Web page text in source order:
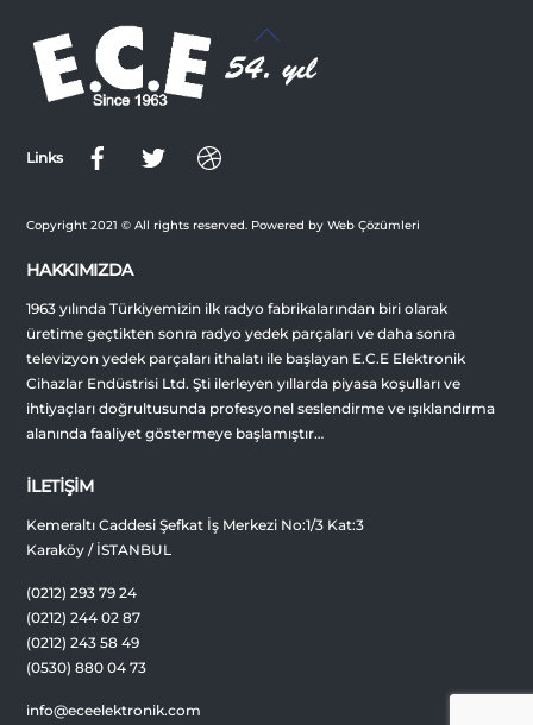
Back
Top
Links
Copyright 2021 © All rights reserved. Powered by Web Çözümleri
HAKKIMIZDA
1963 yılında Türkiyemizin ilk radyo fabrikalarından biri olarak
üretime geçtikten sonra radyo yedek parçaları ve daha sonra
televizyon yedek parçaları ithalatı ile başlayan E.C.E Elektronik
Cihazlar Endüstrisi Ltd. Şti ilerleyen yıllarda piyasa koşulları ve
ihtiyaçları doğrultusunda profesyonel seslendirme ve ışıklandırma
alanında faaliyet göstermeye başlamıştır…
İLETİŞİM
Kemeraltı Caddesi Şefkat İş Merkezi No:1/3 Kat:3
Karaköy / İSTANBUL
(0212) 293 79 24
(0212) 244 02 87
(0212) 243 58 49
(0530) 880 04 73
info@eceelektronik.com